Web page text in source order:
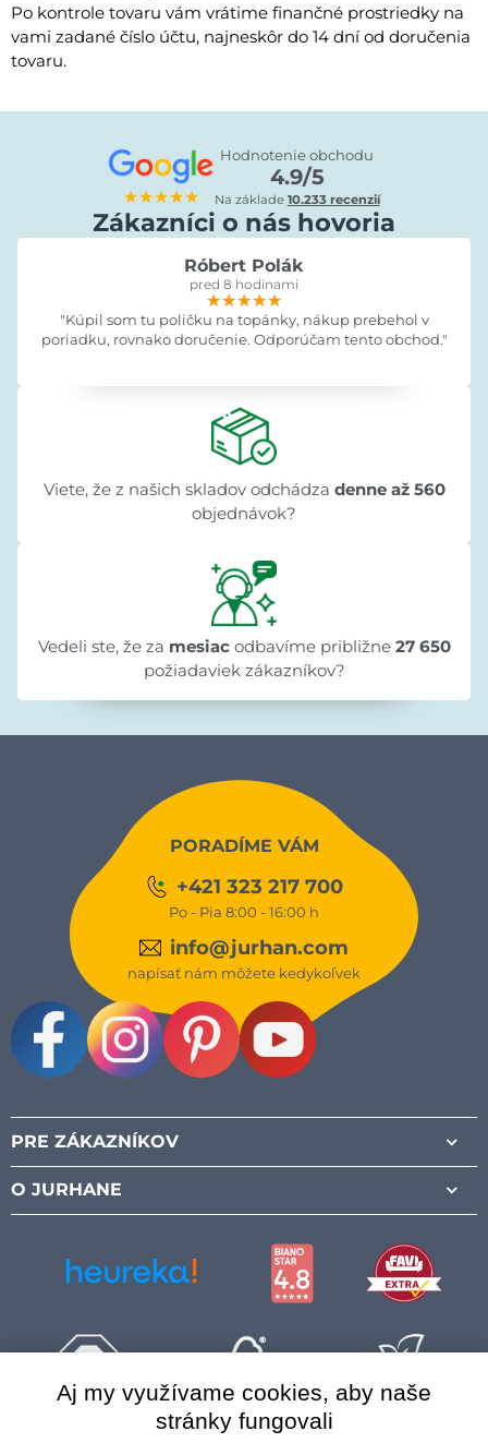
Po kontrole tovaru vám vrátime finančné prostriedky na
vami zadané číslo účtu, najneskôr do 14 dní od doručenia
tovaru.
★★★★★
Hodnotenie obchodu
4.9/5
Na základe 10.233 recenzií
Zákazníci o nás hovoria
Róbert Polák
pred 8 hodinami
★★★★★
★★★★★
★★★★★
"Kúpil som tu poličku na topánky, nákup prebehol v
poriadku, rovnako doručenie. Odporúčam tento obchod."
Viete, že z našich skladov odchádza denne až 560
objednávok?
Vedeli ste, že za mesiac odbavíme približne27 650
požiadaviek zákazníkov?
PORADÍME VÁM
+421 323 217 700
Po - Pia 8:00 - 16:00 h
info@jurhan.com
napísať nám môžete kedykoľvek
PRE ZÁKAZNÍKOV
O JURHANE
Aj my využívame cookies, aby naše
stránky fungovali